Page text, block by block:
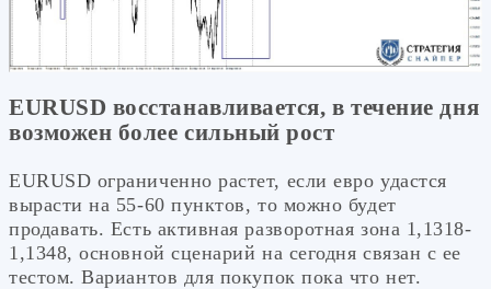
EURUSD восстанавливается, в течение дня
возможен более сильный рост
EURUSD ограниченно растет, если евро удастся
вырасти на 55-60 пунктов, то можно будет
продавать. Есть активная разворотная зона 1,1318-
1,1348, основной сценарий на сегодня связан с ее
тестом. Вариантов для покупок пока что нет.